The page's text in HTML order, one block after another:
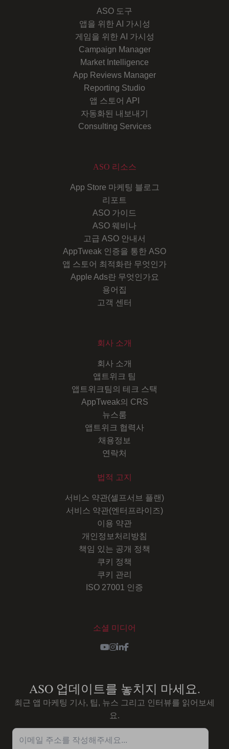
ASO 도구
앱을 위한 AI 가시성
게임을 위한 AI 가시성
Campaign Manager
Market Intelligence
App Reviews Manager
Reporting Studio
앱 스토어 API
자동화된 내보내기
Consulting Services
ASO 리소스
App Store 마케팅 블로그
리포트
ASO 가이드
ASO 웨비나
고급 ASO 안내서
AppTweak 인증을 통한 ASO
앱 스토어 최적화란 무엇인가
Apple Ads란 무엇인가요
용어집
고객 센터
회사 소개
회사 소개
앱트위크 팀
앱트위크팀의 테크 스택
AppTweak의 CRS
뉴스룸
앱트위크 협력사
채용정보
연락처
법적 고지
서비스 약관(셀프서브 플랜)
서비스 약관(엔터프라이즈)
이용 약관
개인정보처리방침
책임 있는 공개 정책
쿠키 정책
쿠키 관리
ISO 27001 인증
소셜 미디어
Youtube
Instagram
LinkedIn
Facebook
ASO 업데이트를 놓치지 마세요.
최근 앱 마케팅 기사, 팁, 뉴스 그리고 인터뷰를 읽어보세
요.
이메일 주소를 작성해주세요...